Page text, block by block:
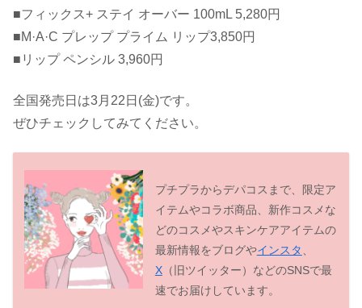
■フィックス+ ステイ オーバー 100mL 5,280円
■M·A·C プレップ プライム リップ3,850円
■リップ ペンシル 3,960円
全国発売日は3月22日(金)です。
ぜひチェックしてみてください。
プチプラからデパコスまで、限定ア
イテムやコラボ商品、新作コスメな
どのコスメやスキンケアアイテムの
最新情報をブログやインスタ、
X（旧ツイッター）などのSNSで最
速でお届けしています。